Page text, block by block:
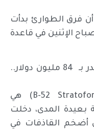
فرق الطوارئ بدأت
الإثنين في قاعدة
واكدت مصادر ان ثمن الطائرة يقدر بـ 84 مليون دولار..
بي-52 ستراتوفورتريس (B-52 Stratofortress) هي
بعيدة المدى، دخلت
وتُعد من أضخم القاذفات في